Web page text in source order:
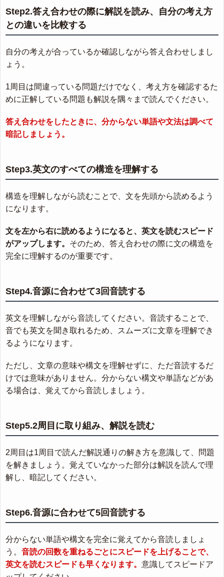
Step2.答え合わせの際に解説を読み、自分の考え方
との違いを比較する
自分の考えが合っているか確認しながら答え合わせしまし
ょう。
1周目は間違っている問題だけでなく、考え方を確認するた
めに正解している問題も解説を隅々まで読んでください。
答え合わせをしたときに、分からない単語や文法は調べて
暗記しましょう。
Step3.英文のすべての構造を理解する
構造を理解しながら読むことで、文を先頭から読めるよう
になります。
文を左から右に読めるようになると、英文を読むスピード
がアップします。 そのため、答え合わせの際に文の構造を
完全に理解するのが重要です。
Step4.音源に合わせて3回音読する
英文を理解しながら音読してください。音読することで、
音でも英文を聞き取れるため、スムーズに文章を理解でき
るようになります。
ただし、文章の意味や構文を理解せずに、ただ音読するだ
けでは意味がありません。分からない構文や単語などがあ
る場合は、覚えてから音読しましょう。
Step5.2周目に取り組み、解説を読む
2周目は1周目で読んだ解説通りの解き方を意識して、問題
を解きましょう。覚えていなかった部分は解説を読んで理
解し、暗記してください。
Step6.音源に合わせて5回音読する
分からない単語や構文を完全に覚えてから音読しましょ
う。 音読の回数を重ねるごとにスピードを上げることで、
英文を読むスピードも早くなります。 意識してスピードア